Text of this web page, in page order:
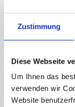
Zustimmung
Diese Webseite
Um Ihnen das
verwenden wir
Website
Eigenschaften
Downloads
Bewertungen
14